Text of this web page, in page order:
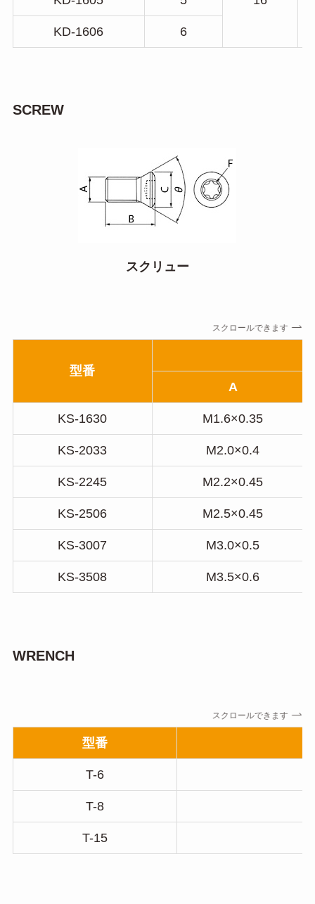
KD-1606 6
SCREW
スクリュー
スクロールできます
型番
A
KS-1630 M1.6×0.35
KS-2033 M2.0×0.4
KS-2245 M2.2×0.45
KS-2506 M2.5×0.45
KS-3007 M3.0×0.5
KS-3508 M3.5×0.6
WRENCH
スクロールできます
型番
T-6
T-8
T-15